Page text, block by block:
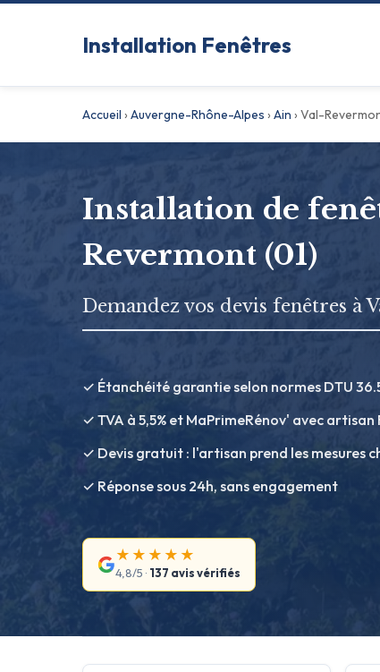
Installation Fenêtres
Accueil ›Auvergne-Rhône-Alpes ›Ain ›Val-
Installation de
Revermont (01)
Demandez vos devis fenêtres à
✓ Étanchéité garantie selon normes DTU
✓ TVA à 5,5% et MaPrimeRénov' avec artisan
✓ Devis gratuit : l'artisan prend les mesures
✓ Réponse sous 24h, sans engagement
★★★★★
4,8/5 · 137 avis vérifiés